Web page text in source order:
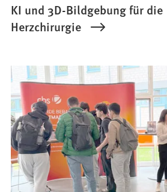
KI und 3D-Bildgebung für die
Herzchirurgie